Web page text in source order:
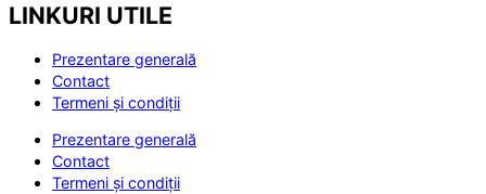
LINKURI UTILE
Prezentare generală
Contact
Termeni și condiții
Prezentare generală
Contact
Termeni și condiții